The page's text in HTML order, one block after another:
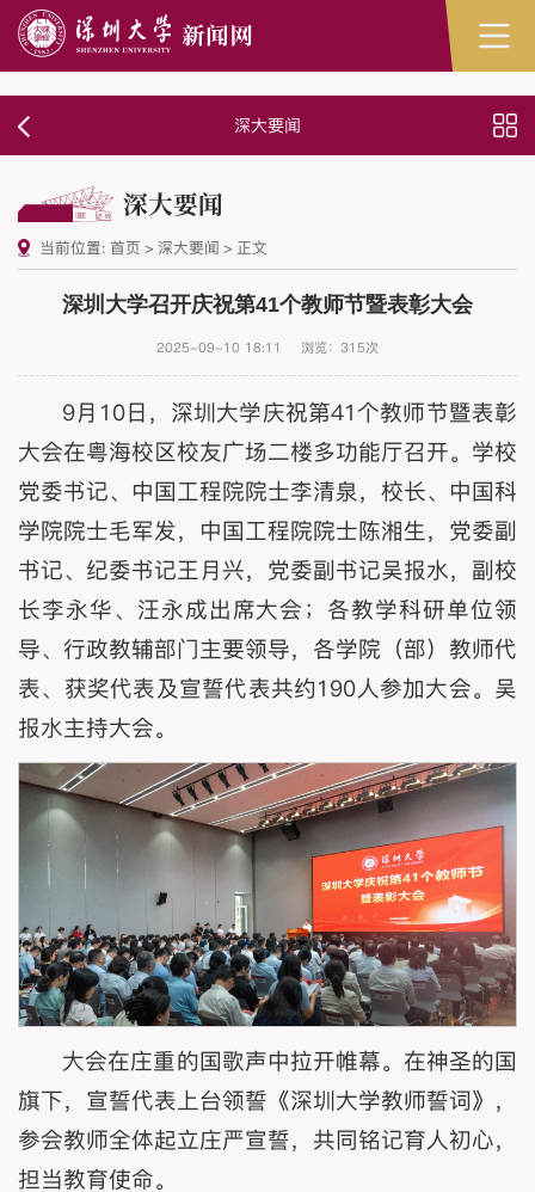
深大要闻
深大要闻
当前位置: 首页 > 深大要闻 > 正文
深圳大学召开庆祝第41个教师节暨表彰大会
2025-09-10 18:11 浏览： 315次
9月10日，深圳大学庆祝第41个教师节暨表彰
大会在粤海校区校友广场二楼多功能厅召开。学校
党委书记、中国工程院院士李清泉，校长、中国科
学院院士毛军发，中国工程院院士陈湘生，党委副
书记、纪委书记王月兴，党委副书记吴报水，副校
长李永华、汪永成出席大会；各教学科研单位领
导、行政教辅部门主要领导，各学院（部）教师代
表、获奖代表及宣誓代表共约190人参加大会。吴
报水主持大会。
大会在庄重的国歌声中拉开帷幕。在神圣的国
旗下，宣誓代表上台领誓《深圳大学教师誓词》，
参会教师全体起立庄严宣誓，共同铭记育人初心，
担当教育使命。